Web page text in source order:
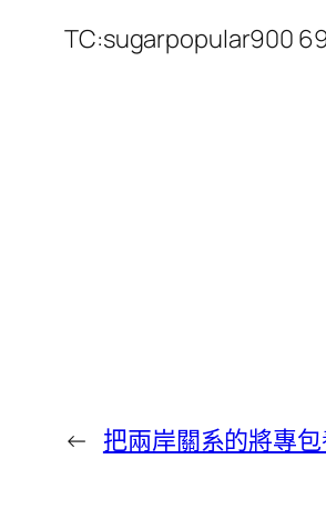
TC:sugarpopular900
← 把兩岸關系的將專